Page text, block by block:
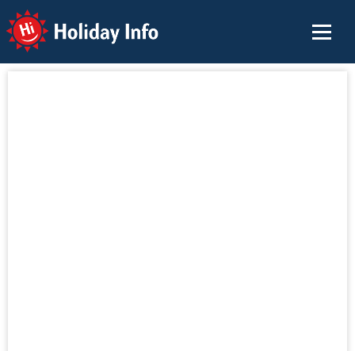
Holiday Info